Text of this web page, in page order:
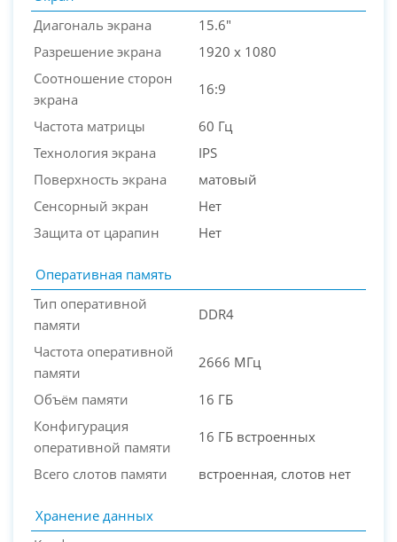
Диагональ экрана
15.6"
Разрешение экрана
1920 x 1080
Соотношение сторон
экрана
16:9
Частота матрицы
60 Гц
Технология экрана
IPS
Поверхность экрана
матовый
Сенсорный экран
Нет
Защита от царапин
Нет
Оперативная память
Тип оперативной
памяти
DDR4
Частота оперативной
памяти
2666 МГц
Объём памяти
16 ГБ
Конфигурация
оперативной памяти
16 ГБ встроенных
Всего слотов памяти встроенная, слотов нет
Хранение данных